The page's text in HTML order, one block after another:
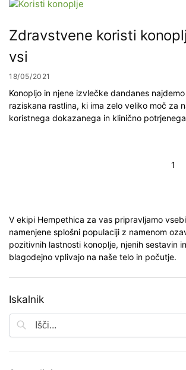
Zdravstvene koristi
vsi
18/05/2021
Konopljo in njene izvlečke dandanes
raziskana rastlina, ki ima zelo veliko moč za
koristnega dokazanega in klinično
1
V ekipi Hempethica za vas pripravljamo
namenjene splošni populaciji z namenom
pozitivnih lastnosti konoplje, njenih sestavin
blagodejno vplivajo na naše telo in počutje.
Iskalnik